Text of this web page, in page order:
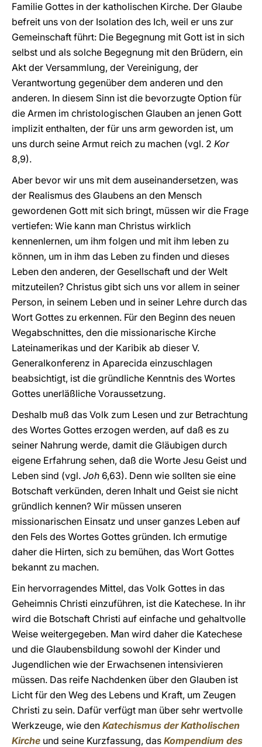
Familie Gottes in der katholischen Kirche. Der Glaube
befreit uns von der Isolation des Ich, weil er uns zur
Gemeinschaft führt: Die Begegnung mit Gott ist in sich
selbst und als solche Begegnung mit den Brüdern, ein
Akt der Versammlung, der Vereinigung, der
Verantwortung gegenüber dem anderen und den
anderen. In diesem Sinn ist die bevorzugte Option für
die Armen im christologischen Glauben an jenen Gott
implizit enthalten, der für uns arm geworden ist, um
uns durch seine Armut reich zu machen (vgl. 2 Kor
8,9).
Aber bevor wir uns mit dem auseinandersetzen, was
der Realismus des Glaubens an den Mensch
gewordenen Gott mit sich bringt, müssen wir die Frage
vertiefen: Wie kann man Christus wirklich
kennenlernen, um ihm folgen und mit ihm leben zu
können, um in ihm das Leben zu finden und dieses
Leben den anderen, der Gesellschaft und der Welt
mitzuteilen? Christus gibt sich uns vor allem in seiner
Person, in seinem Leben und in seiner Lehre durch das
Wort Gottes zu erkennen. Für den Beginn des neuen
Wegabschnittes, den die missionarische Kirche
Lateinamerikas und der Karibik ab dieser V.
Generalkonferenz in Aparecida einzuschlagen
beabsichtigt, ist die gründliche Kenntnis des Wortes
Gottes unerläßliche Voraussetzung.
Deshalb muß das Volk zum Lesen und zur Betrachtung
des Wortes Gottes erzogen werden, auf daß es zu
seiner Nahrung werde, damit die Gläubigen durch
eigene Erfahrung sehen, daß die Worte Jesu Geist und
Leben sind (vgl. Joh 6,63). Denn wie sollten sie eine
Botschaft verkünden, deren Inhalt und Geist sie nicht
gründlich kennen? Wir müssen unseren
missionarischen Einsatz und unser ganzes Leben auf
den Fels des Wortes Gottes gründen. Ich ermutige
daher die Hirten, sich zu bemühen, das Wort Gottes
bekannt zu machen.
Ein hervorragendes Mittel, das Volk Gottes in das
Geheimnis Christi einzuführen, ist die Katechese. In ihr
wird die Botschaft Christi auf einfache und gehaltvolle
Weise weitergegeben. Man wird daher die Katechese
und die Glaubensbildung sowohl der Kinder und
Jugendlichen wie der Erwachsenen intensivieren
müssen. Das reife Nachdenken über den Glauben ist
Licht für den Weg des Lebens und Kraft, um Zeugen
Christi zu sein. Dafür verfügt man über sehr wertvolle
Werkzeuge, wie den Katechismus der Katholischen
Kirche und seine Kurzfassung, das Kompendium des